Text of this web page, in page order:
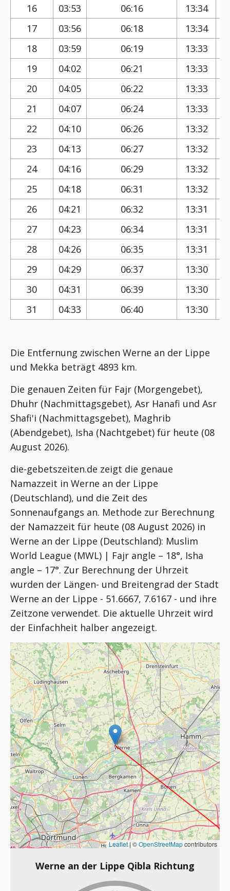
16 03:53 06:16 13:34
17
03:56 06:18 13:34
18
03:59 06:19 13:33
19
04:02 06:21 13:33
20
04:05 06:22 13:33
21
04:07 06:24 13:33
22
04:10 06:26 13:32
23
04:13 06:27 13:32
24
04:16 06:29 13:32
25
04:18 06:31 13:32
26
04:21 06:32 13:31
27
04:23 06:34 13:31
28
04:26 06:35 13:31
29
04:29 06:37 13:30
30
04:31 06:39 13:30
31
04:33 06:40 13:30
Die Entfernung zwischen Werne an der Lippe
und Mekka beträgt 4893 km.
Die genauen Zeiten für Fajr (Morgengebet),
Dhuhr (Nachmittagsgebet), Asr Hanafi und Asr
Shafi'i (Nachmittagsgebet), Maghrib
(Abendgebet), Isha (Nachtgebet) für heute (08
August 2026).
die-gebetszeiten.de zeigt die genaue
Namazzeit in Werne an der Lippe
(Deutschland), und die Zeit des
Sonnenaufgangs an. Methode zur Berechnung
der Namazzeit für heute (08 August 2026) in
Werne an der Lippe (Deutschland): Muslim
World League (MWL) | Fajr angle – 18°, Isha
angle – 17°. Zur Berechnung der Uhrzeit
wurden der Längen- und Breitengrad der Stadt
Werne an der Lippe - 51.6667, 7.6167 - und ihre
Zeitzone verwendet. Die aktuelle Uhrzeit wird
der Einfachheit halber angezeigt.
Leaflet| ©OpenStreetMapcontributors
Werne an der Lippe Qibla Richtung